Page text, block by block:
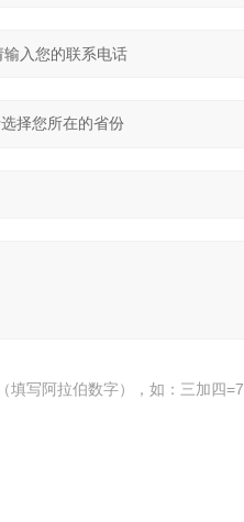
填写阿拉伯数字），如：三加四=7